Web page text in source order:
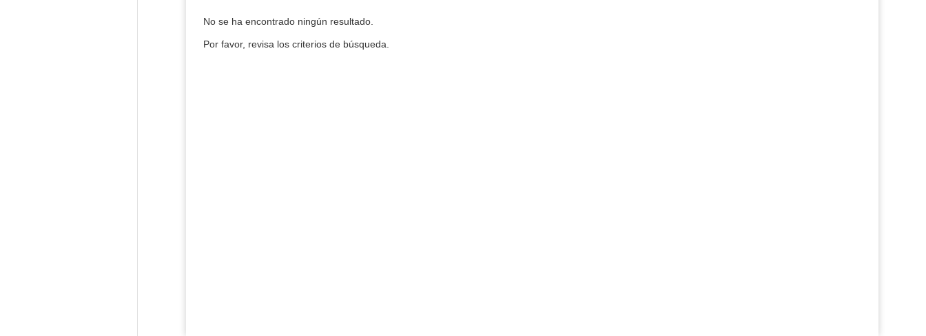
No se ha encontrado ningún resultado.
Por favor, revisa los criterios de búsqueda.